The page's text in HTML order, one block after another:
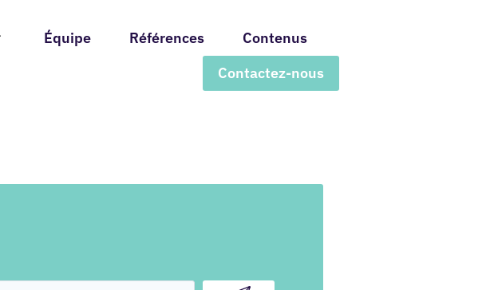
Équipe Références
Contenus
Contactez-nous